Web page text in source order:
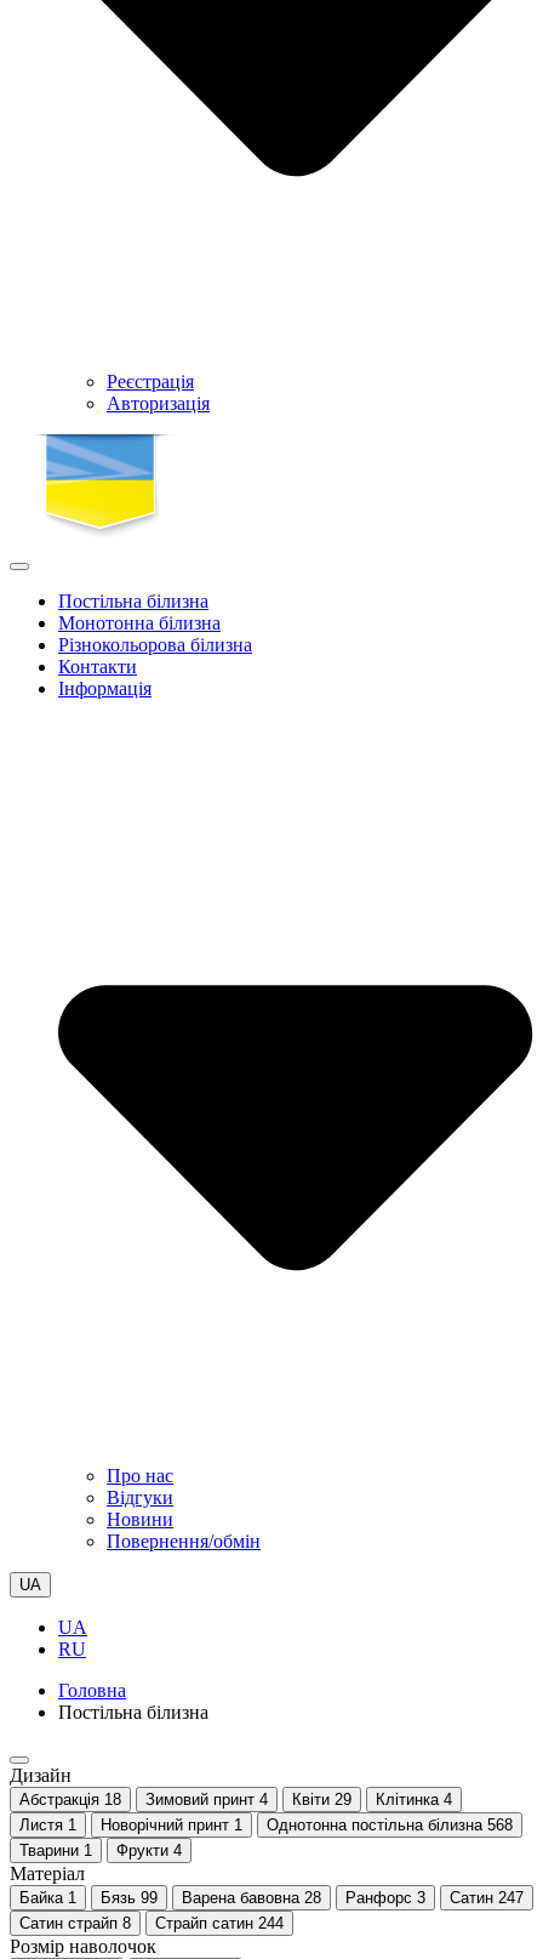
Реєстрація
Авторизація
Постільна білизна
Монотонна білизна
Різнокольорова білизна
Контакти
Інформація
Про нас
Відгуки
Новини
Повернення/обмін
UA
UA
RU
Головна
Постільна білизна
Дизайн
Абстракція 18 Зимовий принт 4 Квіти 29 Клітинка 4
Листя 1 Новорічний принт 1 Однотонна постільна білизна 568
Тварини 1 Фрукти 4
Матеріал
Байка 1 Бязь 99 Варена бавовна 28 Ранфорс 3 Сатин 247
Сатин страйп 8 Страйп сатин 244
Розмір наволочок